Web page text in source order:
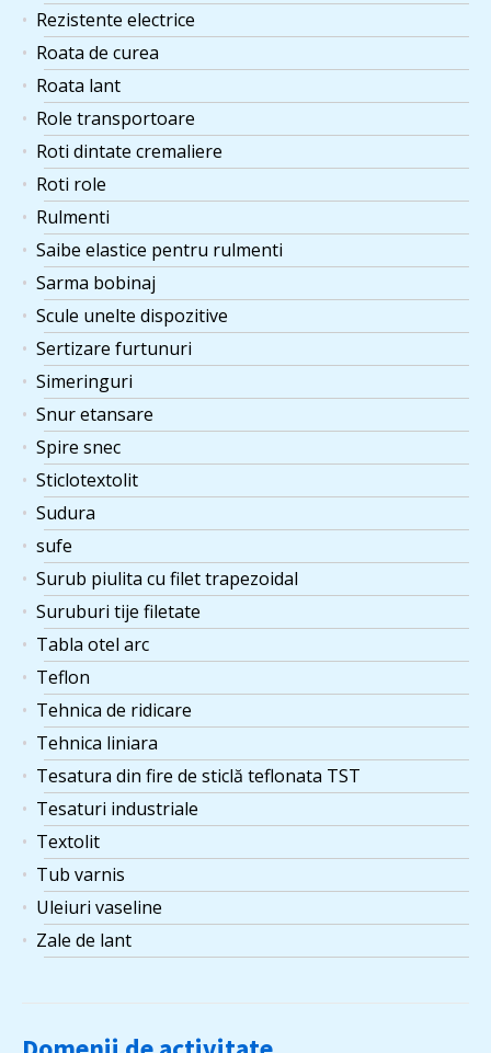
Rezistente electrice
Roata de curea
Roata lant
Role transportoare
Roti dintate cremaliere
Roti role
Rulmenti
Saibe elastice pentru rulmenti
Sarma bobinaj
Scule unelte dispozitive
Sertizare furtunuri
Simeringuri
Snur etansare
Spire snec
Sticlotextolit
Sudura
sufe
Surub piulita cu filet trapezoidal
Suruburi tije filetate
Tabla otel arc
Teflon
Tehnica de ridicare
Tehnica liniara
Tesatura din fire de sticlă teflonata TST
Tesaturi industriale
Textolit
Tub varnis
Uleiuri vaseline
Zale de lant